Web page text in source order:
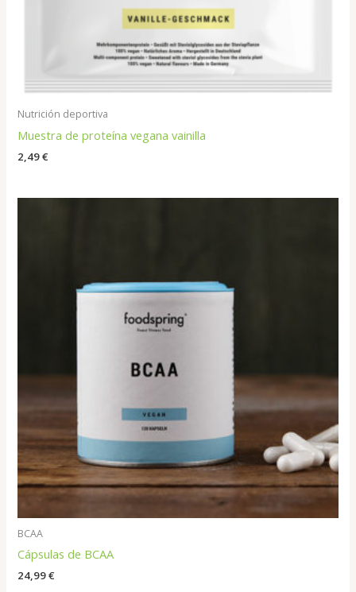
Nutrición deportiva
Muestra de proteína vegana vainilla
2,49€
BCAA
Cápsulas de BCAA
24,99€